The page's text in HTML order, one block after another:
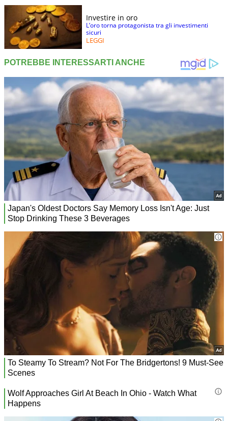
Investire in oro
L’oro torna protagonista tra gli investimenti
sicuri
LEGGI